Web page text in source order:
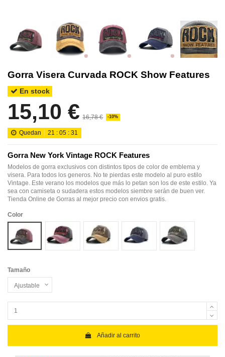
Gorra Visera Curvada ROCK Show Features
En stock
15,10 € 16,78 € -10%
Quedan 21 :05 :30
Gorra New York Vintage ROCK Features
Modelos de gorra exclusivos con distintos tipos de color de emblema y
visera. Para todos los generos. No te pierdas este modelo al puro estilo
Vintage. Este verano los modelos que más lo petan son los de este estilo. Ya
sea con camiseta o sudadera estos modelos siembre serán de buen ver.
Tienda Online de Gorras al mejor precio con envios gratis.
Color
Model color
Model color Model color Model color Model color
Tamaño
Añadir al carrito